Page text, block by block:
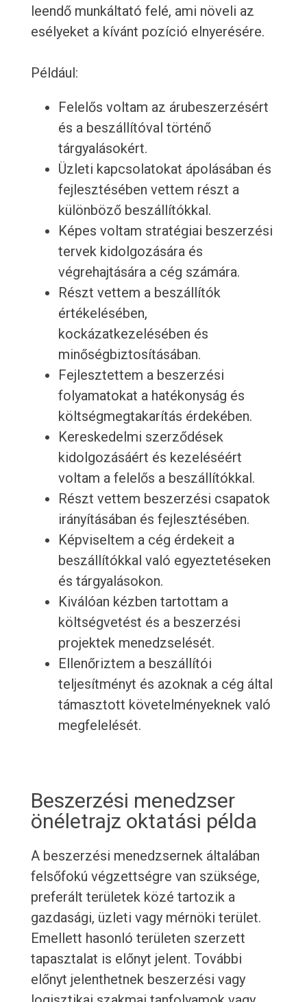
leendő munkáltató felé, ami növeli az
esélyeket a kívánt pozíció elnyerésére.
Például:
Felelős voltam az árubeszerzésért
és a beszállítóval történő
tárgyalásokért.
Üzleti kapcsolatokat ápolásában és
fejlesztésében vettem részt a
különböző beszállítókkal.
Képes voltam stratégiai beszerzési
tervek kidolgozására és
végrehajtására a cég számára.
Részt vettem a beszállítók
értékelésében,
kockázatkezelésében és
minőségbiztosításában.
Fejlesztettem a beszerzési
folyamatokat a hatékonyság és
költségmegtakarítás érdekében.
Kereskedelmi szerződések
kidolgozásáért és kezeléséért
voltam a felelős a beszállítókkal.
Részt vettem beszerzési csapatok
irányításában és fejlesztésében.
Képviseltem a cég érdekeit a
beszállítókkal való egyeztetéseken
és tárgyalásokon.
Kiválóan kézben tartottam a
költségvetést és a beszerzési
projektek menedzselését.
Ellenőriztem a beszállítói
teljesítményt és azoknak a cég által
támasztott követelményeknek való
megfelelését.
Beszerzési menedzser
önéletrajz oktatási példa
A beszerzési menedzsernek általában
felsőfokú végzettségre van szüksége,
preferált területek közé tartozik a
gazdasági, üzleti vagy mérnöki terület.
Emellett hasonló területen szerzett
tapasztalat is előnyt jelent. További
előnyt jelenthetnek beszerzési vagy